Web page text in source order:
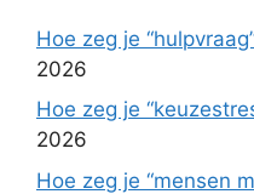
Hoe zeg je
2026
Hoe zeg je
2026
Hoe zeg je “mensen